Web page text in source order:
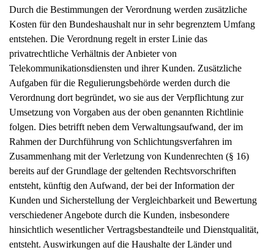
Durch die Bestimmungen der Verordnung werden zusätzliche
Kosten für den Bundeshaushalt nur in sehr begrenztem Umfang
entstehen. Die Verordnung regelt in erster Linie das
privatrechtliche Verhältnis der Anbieter von
Telekommunikationsdiensten und ihrer Kunden. Zusätzliche
Aufgaben für die Regulierungsbehörde werden durch die
Verordnung dort begründet, wo sie aus der Verpflichtung zur
Umsetzung von Vorgaben aus der oben genannten Richtlinie
folgen. Dies betrifft neben dem Verwaltungsaufwand, der im
Rahmen der Durchführung von Schlichtungsverfahren im
Zusammenhang mit der Verletzung von Kundenrechten (§ 16)
bereits auf der Grundlage der geltenden Rechtsvorschriften
entsteht, künftig den Aufwand, der bei der Information der
Kunden und Sicherstellung der Vergleichbarkeit und Bewertung
verschiedener Angebote durch die Kunden, insbesondere
hinsichtlich wesentlicher Vertragsbestandteile und Dienstqualität,
entsteht. Auswirkungen auf die Haushalte der Länder und